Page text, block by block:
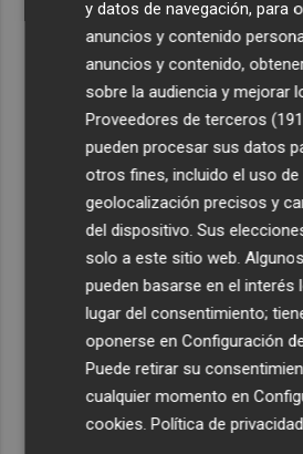
y datos de navegación, para
anuncios y contenido
anuncios y contenido,
sobre la audiencia y mejorar
Proveedores de terceros
pueden procesar sus datos
otros fines, incluido el uso
geolocalización precisos y
del dispositivo. Sus
solo a este sitio web.
pueden basarse en el interés
lugar del consentimiento;
oponerse enConfiguración
Puede retirar su
cualquier momento en
cookies .Política de privacidad